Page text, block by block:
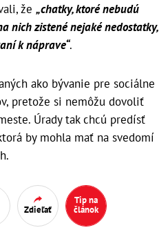
že „chatky, ktoré nebudú
nich zistené nejaké nedostatky,
k náprave“.
ako bývanie pre sociálne
pretože si nemôžu dovoliť
Úrady tak chcú predísť
by mohla mať na svedomí
Zdieľať
Tip na
článok